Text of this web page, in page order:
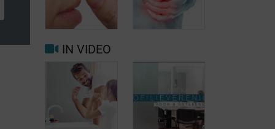
wanneer is een
ziekenhuisopname
noodzakelijk?
Antifibrinolytica
Bloeding van
slijmvliezen en
hematurie
in gewrichten
en de spieren
IN VIDEO